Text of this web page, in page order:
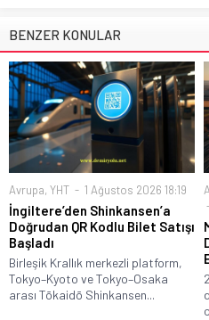
BENZER KONULAR
Avrupa, YHT 1 Ağustos 2026 18:19
İngiltere’den Shinkansen’a
Doğrudan QR Kodlu Bilet Satışı
Başladı
Birleşik Krallık merkezli platform,
Tokyo–Kyoto ve Tokyo–Osaka
arası Tōkaidō Shinkansen...